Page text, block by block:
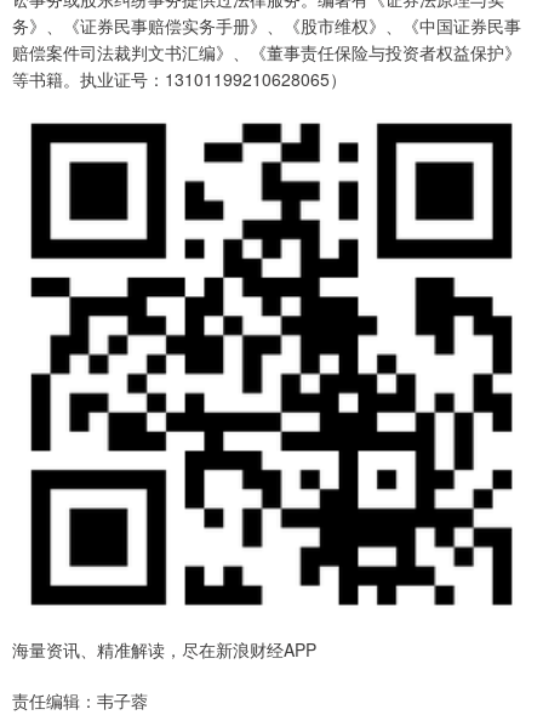
务》、《证券民事赔偿实务手册》、《股市维权》、《中国证券民事
赔偿案件司法裁判文书汇编》、《董事责任保险与投资者权益保护》
等书籍。执业证号：13101199210628065）
海量资讯、精准解读，尽在新浪财经APP
责任编辑：韦子蓉